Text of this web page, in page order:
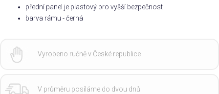
přední panel je plastový pro vyšší bezpečnost
barva rámu - černá
Vyrobeno ručně v České republice
V průměru posíláme do dvou dnů